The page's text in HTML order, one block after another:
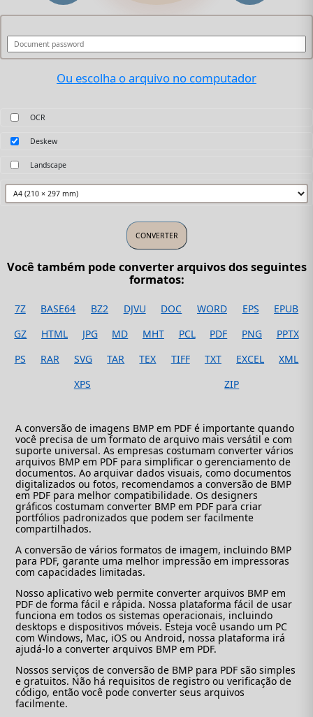
Ou escolha o arquivo no computador
OCR
Deskew
Landscape
Você também pode converter arquivos dos seguintes
formatos:
7Z BASE64 BZ2 DJVU DOC WORD EPS
EPUB
GZ
HTML JPG MD MHT PCL PDF PNG
PPTX
PS
RAR SVG TAR TEX TIFF TXT EXCEL
XML
XPS
ZIP
A conversão de imagens BMP em PDF é importante quando
você precisa de um formato de arquivo mais versátil e com
suporte universal. As empresas costumam converter vários
arquivos BMP em PDF para simplificar o gerenciamento de
documentos. Ao arquivar dados visuais, como documentos
digitalizados ou fotos, recomendamos a conversão de BMP
em PDF para melhor compatibilidade. Os designers
gráficos costumam converter BMP em PDF para criar
portfólios padronizados que podem ser facilmente
compartilhados.
A conversão de vários formatos de imagem, incluindo BMP
para PDF, garante uma melhor impressão em impressoras
com capacidades limitadas.
Nosso aplicativo web permite converter arquivos BMP em
PDF de forma fácil e rápida. Nossa plataforma fácil de usar
funciona em todos os sistemas operacionais, incluindo
desktops e dispositivos móveis. Esteja você usando um PC
com Windows, Mac, iOS ou Android, nossa plataforma irá
ajudá-lo a converter arquivos BMP em PDF.
Nossos serviços de conversão de BMP para PDF são simples
e gratuitos. Não há requisitos de registro ou verificação de
código, então você pode converter seus arquivos
facilmente.